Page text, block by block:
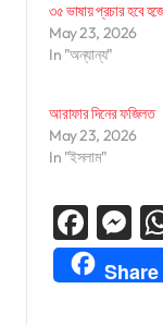
৩৫ ভাষায় প্রচার হবে
May 23, 2026
In "অন্যান্য"
আরাফার দিনের ফজিলত
May 23, 2026
In "ইসলাম"
Share